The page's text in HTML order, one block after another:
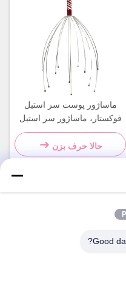
ماساژور پوست سر استیل
فوکستار، ماساژور سر استیل
ضد زنگ دستی
حالا حرف بزن
Good